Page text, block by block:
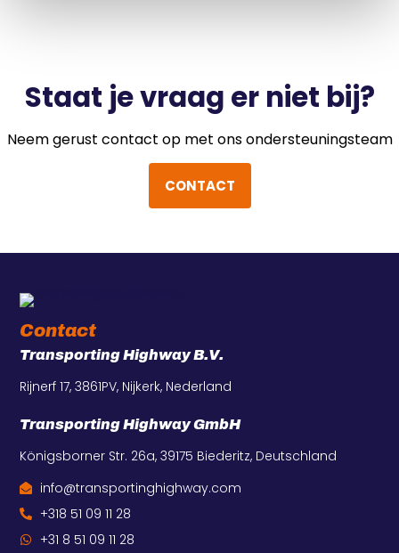
Staat je vraag er niet bij?
Neem gerust contact op met ons ondersteuningsteam
CONTACT
Contact
Transporting Highway B.V.
Rijnerf 17, 3861PV, Nijkerk, Nederland
Transporting Highway GmbH
Königsborner Str. 26a, 39175 Biederitz, Deutschland
info@transportinghighway.com
+318 51 09 11 28
+31 8 51 09 11 28